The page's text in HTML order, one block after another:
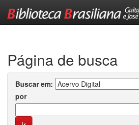
Página de busca
Buscar em:
por